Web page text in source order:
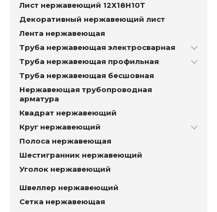
Лист нержавеющий 12Х18Н10Т
Декоративный нержавеющий лист
Лента нержавеющая
Труба нержавеющая электросварная
Труба нержавеющая профильная
Труба нержавеющая бесшовная
Нержавеющая трубопроводная
арматура
Квадрат нержавеющий
Круг нержавеющий
Полоса нержавеющая
Шестигранник нержавеющий
Уголок нержавеющий
Швеллер нержавеющий
Сетка нержавеющая